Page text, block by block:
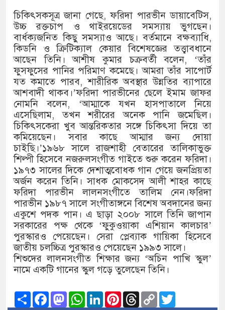
হামের উপসর্গে আরও ৬ প্রাণহানি,
অবশেষে পদত্যাগ করলেন ভারতের
জামায়াত ফেরেশতাদের দল নয়, ভুল
চিকিৎসকসূত্র জানা গেছে, ফরিদা পারভীন ডায়াবেটিস,
উচ্চ রক্তচাপ ও থাইরয়েডের সমস্যায় ভুগছেন।
বার্ধক্যজনিত কিছু সমস্যাও আছে। বর্তমানে বক্ষব্যাধি,
কিডনি ও ক্রিটিক্যাল কেয়ার বিশেষজ্ঞের তত্ত্বাবধানে
আছেন তিনি। আশীষ কুমার চক্রবর্তী বলেন, ‘তাঁর
ফুসফুসের পানির পরিমাণ কমেছে। আমরা তাঁর সাপোর্ট
যত কমাতে পারব, শারীরিক অবস্থার উন্নতির ব্যাপারে
আশবাদী থাকব।’ফরিদা পারভীনের ছেলে ইমাম জাফর
নোমনি বলেন, ‘আম্মাকে যখন হাসপাতালে নিয়ে
এসেছিলাম, তখন শরীরের অনেক পানি জমেছিল।
চিকিৎসকেরা খুব আন্তরিকতার সঙ্গে চিকিৎসা দিয়ে তা
কমিয়েছেন। সবার কাছে আম্মার জন্য দোয়া
চাইছি।’১৯৬৮ সালে রাজশাহী বেতারের তালিকাভুক্ত
শিল্পী হিসেবে নজরুলসংগীত গাইতে শুরু করেন ফরিদা।
১৯৭৩ সালের দিকে দেশাত্মবোধক গান গেয়ে জনপ্রিয়তা
অর্জন করেন তিনি। সাধক মোকসেদ আলী শাহর কাছে
ফরিদা পারভীন লালনসংগীতে তালিম নেন।ফরিদা
পারভীন ১৯৮৭ সালে সংগীতাঙ্গনে বিশেষ অবদানের জন্য
একুশে পদক পান। এ ছাড়া ২০০৮ সালে তিনি জাপান
সরকারের পক্ষ থেকে ‘ফুকুওয়াকা এশিয়ান কালচার’
পুরস্কারও পেয়েছেন। সেরা প্লেব্যাক গায়িকা হিসেবে
জাতীয় চলচ্চিত্র পুরস্কারও পেয়েছেন ১৯৯৩ সালে।
শিশুদের লালনসংগীত শিক্ষার জন্য ‘অচিন পাখি স্কুল’
নামে একটি গানের স্কুল গড়ে তুলেছেন তিনি।
ShareFacebook
Mastodon
WhatsApp
LinkedInPinterest
Threads
Copy
Link